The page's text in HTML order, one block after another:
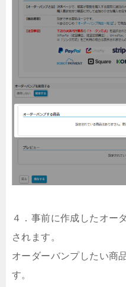
４．事前に作成したオー
されます。
オーダーバンプしたい商
す。